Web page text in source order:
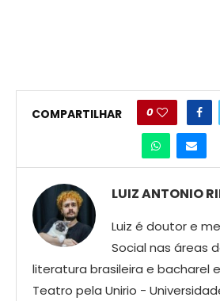
COMPARTILHAR 0
LUIZ ANTONIO
Luiz é doutor e
Social nas áreas
literatura brasileira e bacharel
Teatro pela Unirio -